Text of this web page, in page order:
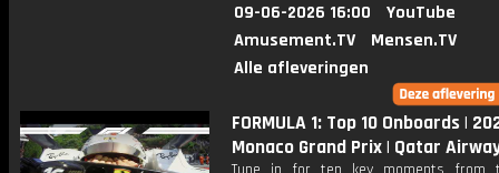
09-06-2026 16:00
YouTube
Amusement.TV
Mensen.TV
Alle afleveringen
FORMULA 1: Top 10 Onboards |
Monaco Grand Prix | Qatar